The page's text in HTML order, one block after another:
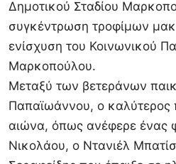
Δημοτικού Σταδίου
συγκέντρωση τροφίμων
ενίσχυση του Κοινωνικού
Μαρκοπούλου.
Μεταξύ των βετεράνων
Παπαϊωάννου, ο καλύτερος
αιώνα, όπως ανέφερε ένας
Νικολάου, ο Ντανιέλ